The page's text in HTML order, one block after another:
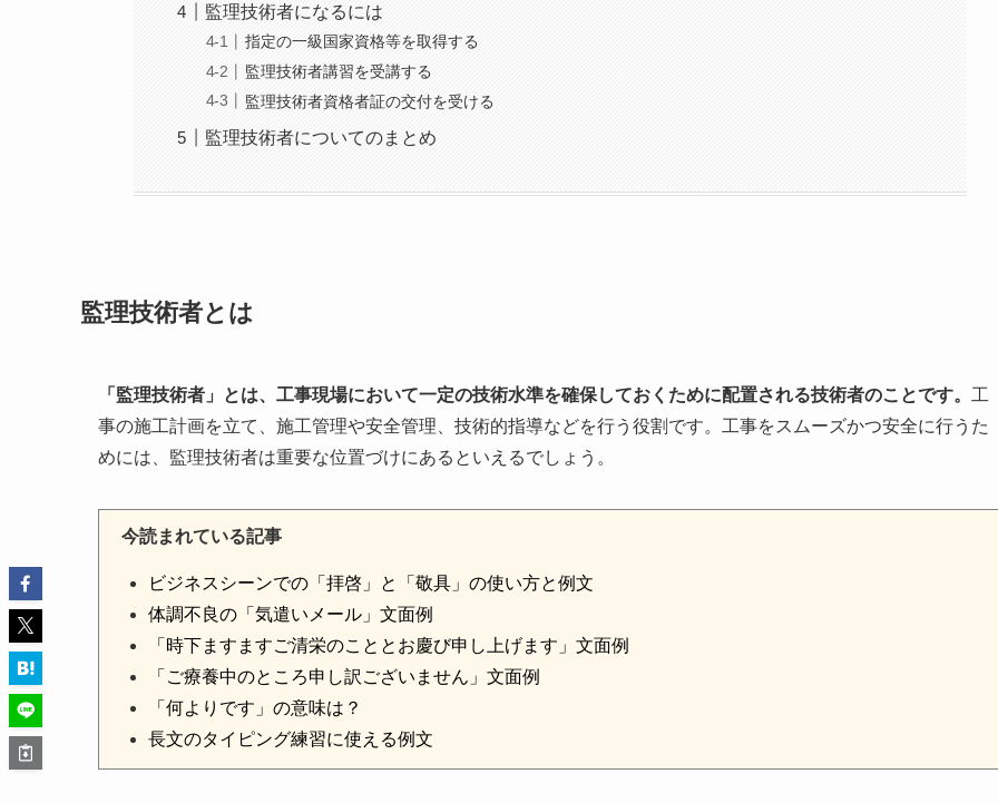
監理技術者になるには
指定の一級国家資格等を取得する
監理技術者講習を受講する
監理技術者資格者証の交付を受ける
監理技術者についてのまとめ
監理技術者とは
「監理技術者」とは、工事現場において一定の技術水準を確保しておくために配置される技術者のことです。 工
事の施工計画を立て、施工管理や安全管理、技術的指導などを行う役割です。工事をスムーズかつ安全に行うた
めには、監理技術者は重要な位置づけにあるといえるでしょう。
今読まれている記事
ビジネスシーンでの「拝啓」と「敬具」の使い方と例文
体調不良の「気遣いメール」文面例
「時下ますますご清栄のこととお慶び申し上げます」文面例
「ご療養中のところ申し訳ございません」文面例
「何よりです」の意味は？
長文のタイピング練習に使える例文